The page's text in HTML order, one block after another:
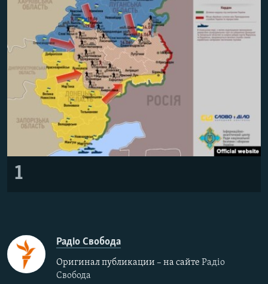
УКРАИНСКАЯ ПРОБЛЕМА КРЫМА
Все сайты RFE/RL
1
Радіо Свобода
Оригинал публикации – на сайте Радіо
Свобода